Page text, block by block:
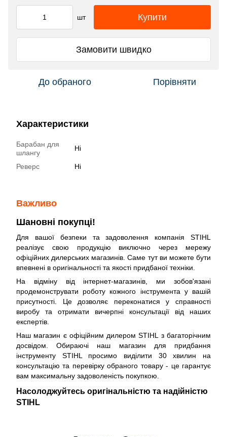
шт Купити
Замовити швидко
До обраного Порівняти
Характеристики
Барабан для
шлангу
Ні
Реверс Ні
Важливо
Шановні покупці!
Для вашої безпеки та задоволення компанія STIHL
реалізує свою продукцію виключно через мережу
офіційних дилерських магазинів. Саме тут ви можете бути
впевнені в оригінальності та якості придбаної техніки.
На відміну від інтернет-магазинів, ми зобов'язані
продемонструвати роботу кожного інструмента у вашій
присутності. Це дозволяє переконатися у справності
виробу та отримати вичерпні консультації від наших
експертів.
Наш магазин є офіційним дилером STIHL з багаторічним
досвідом. Обираючі наш магазин для придбання
інструменту STIHL просимо виділити 30 хвилин на
консультацію та перевірку обраного товару - це гарантує
вам максимальну задоволеність покупкою.
Насолоджуйтесь оригінальністю та надійністю
STIHL